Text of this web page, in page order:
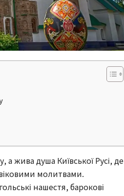
а жива душа Київської Русі, де
молитвами.
нашестя, барокові